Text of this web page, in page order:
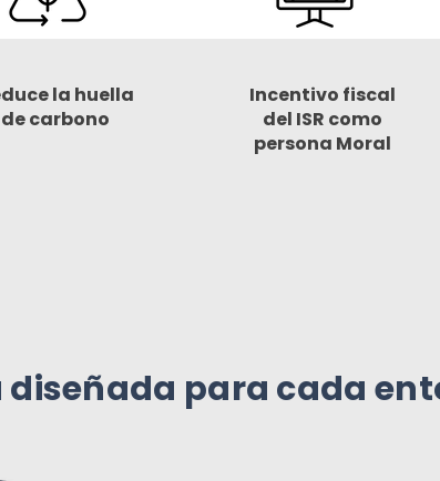
la huella
de carbono
Incentivo fiscal
del ISR como
persona Moral
diseñada para cada